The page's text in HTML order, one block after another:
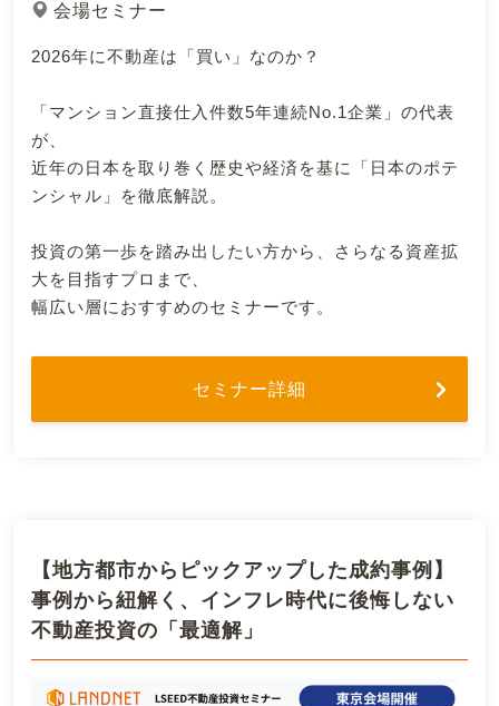
会場セミナー
2026年に不動産は「買い」なのか？
「マンション直接仕入件数5年連続No.1企業」の代表
が、
近年の日本を取り巻く歴史や経済を基に「日本のポテ
ンシャル」を徹底解説。
投資の第一歩を踏み出したい方から、さらなる資産拡
大を目指すプロまで、
幅広い層におすすめのセミナーです。
セミナー詳細
【地方都市からピックアップした成約事例】
事例から紐解く、インフレ時代に後悔しない
不動産投資の「最適解」